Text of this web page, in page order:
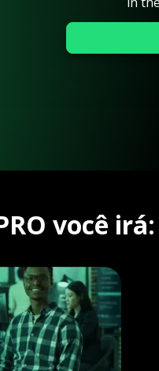
você irá: